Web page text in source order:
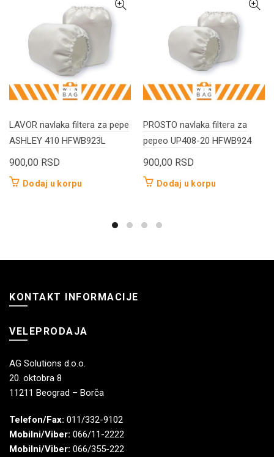
LAVOR navlaka filtera za pepe
ASHLEY 410 HFWB923L
900,00 RSD
Dodaj u korpu
PROSTO navlaka filtera za
pepeo UP408-20 HFWB924
900,00 RSD
Dodaj u korpu
KONTAKT INFORMACIJE
VELEPRODAJA
AG Solutions d.o.o.
20. oktobra 8
11211 Beograd – Borča
Telefon/Fax: 011/332-9102
Mobilni/Viber: 066/11-2222
Mobilni/Viber: 066/355-222